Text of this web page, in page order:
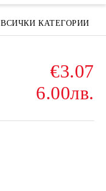
ВСИЧКИ КАТЕГОРИИ
€3.07
6.00лв.